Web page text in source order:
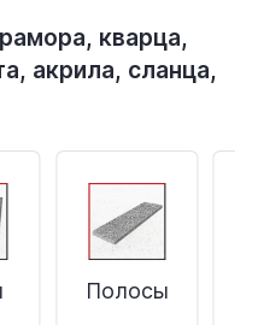
кварца,
акрила, сланца,
Полосы